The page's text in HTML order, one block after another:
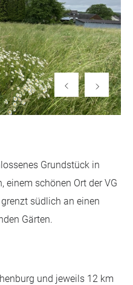
Grundstück in
einem schönen Ort der VG
südlich an einen
Gärten.
und jeweils 12 km